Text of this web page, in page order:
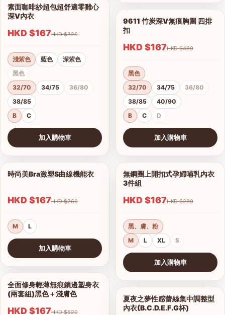
1/14
素面咖啡紗超包超舒適零雞心
深V內衣
HKD $167 HKD $320
淺紫色 藍色
深紫色
黑色
32/70
34/75
36/80
38/85
B
C
加入購物車
1/2
查看圖片
時尚美Bra激塑S曲線機能衣
HKD $167 HKD $260
M L
加入購物車
1/10
查看圖片
全面修身輕薄無痕鎖邊塑身衣
(兩套組)黑色＋淺膚色
HKD $167 HKD $520
1/7
9611 竹炭深V無痕胸圍 四排
扣
HKD $167 HKD $480
黑色
32/70
34/75
36/80
38/85
40/90
B
C D
加入購物車
1/3
查看圖片
無鋼圈上開扣式孕婦哺乳內衣
3件組
HKD $167 HKD $280
黑、膚、粉
M
L XL S
加入購物車
1/15
查看圖片
夏夜之夢性感蕾絲集中調整型
內衣(B.C.D.E.F.G杯)
港澳中文